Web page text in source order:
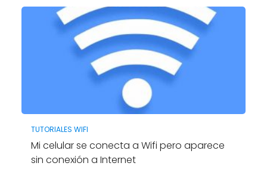
TUTORIALES WIFI
Mi celular se conecta a Wifi pero aparece
sin conexión a Internet